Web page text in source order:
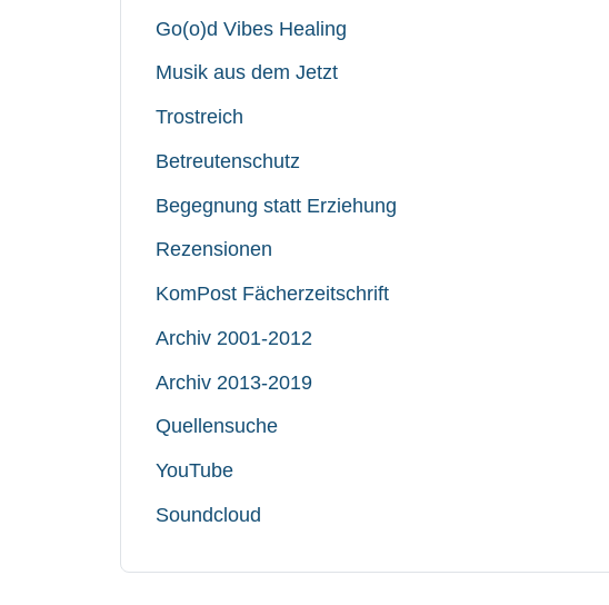
Go(o)d Vibes Healing
Musik aus dem Jetzt
Trostreich
Betreutenschutz
Begegnung statt Erziehung
Rezensionen
KomPost Fächerzeitschrift
Archiv 2001-2012
Archiv 2013-2019
Quellensuche
YouTube
Soundcloud